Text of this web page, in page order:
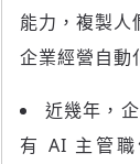
能力，複製
企業經營自動
近幾年，
有 AI 主管